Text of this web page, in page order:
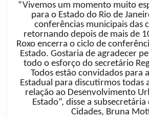
“Vivemos um momento muito
para o Estado do Rio de
conferências municipais das
retornando depois de mais de
Roxo encerra o ciclo de
Estado. Gostaria de agradecer
todo o esforço do secretário
Todos estão convidados para
Estadual para discutirmos todas
relação ao Desenvolvimento
Estado”, disse a subsecretária
Cidades, Bruna